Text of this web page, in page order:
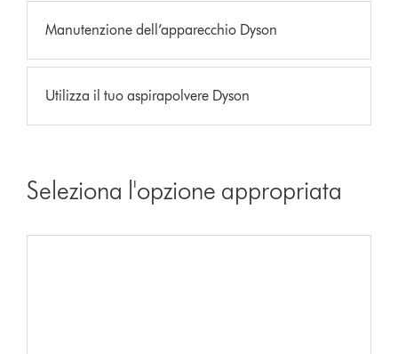
Manutenzione dell’apparecchio Dyson
Utilizza il tuo aspirapolvere Dyson
Seleziona l'opzione appropriata